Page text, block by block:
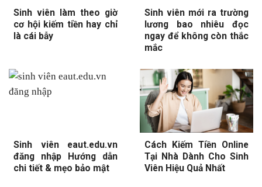
Sinh viên làm theo giờ
cơ hội kiếm tiền hay chỉ
là cái bẫy
Sinh viên mới ra trường
lương bao nhiêu đọc
ngay để không còn thắc
mắc
Sinh viên eaut.edu.vn
đăng nhập Hướng dẫn
chi tiết & mẹo bảo mật
Cách Kiếm Tiền Online
Tại Nhà Dành Cho Sinh
Viên Hiệu Quả Nhất